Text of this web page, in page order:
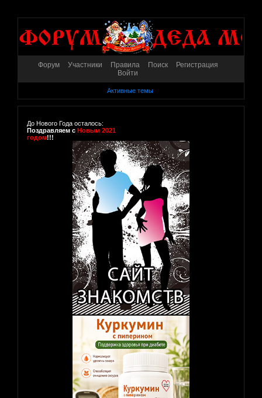
Форум Участники Правила Поиск
Регистрация
Войти
Активные темы
До Нового Года осталось:
Поздравляем с Новым 2021
годом!!!